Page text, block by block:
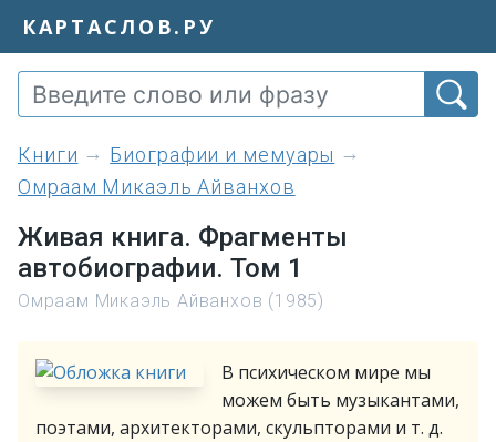
КАРТАСЛОВ.РУ
книги
Биографии и мемуары
Омраам Микаэль Айванхов
Живая книга. Фрагменты
автобиографии. Том 1
Омраам Микаэль Айванхов (1985)
В психическом мире мы
можем быть музыкантами,
поэтами, архитекторами, скульпторами и т. д.